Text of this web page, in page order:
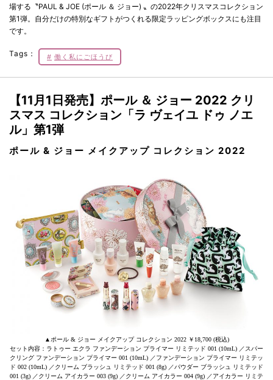
場する〝PAUL & JOE (ポール ＆ ジョー) 〟の2022年クリスマスコレクション
第1弾。自分だけの特別なギフトがつくれる限定ラッピングボックスにも注目
です。
Tags： 働く私にごほうび
【11月1日発売】ポール ＆ ジョー 2022 クリ
スマス コレクション「ラ ヴェイユ ドゥ ノエ
ル」第1弾
ポール & ジョー メイクアップ コレクション 2022
▲ポール & ジョー メイクアップ コレクション 2022 ￥18,700 (税込)
セット内容：ラトゥー エクラ ファンデーション プライマー リミテッド 001 (10mL) ／スパー
クリング ファンデーション プライマー 001 (10mL) ／ファンデーション プライマー リミテッ
ド 002 (10mL) ／クリーム ブラッシュ リミテッド 001 (8g) ／パウダー ブラッシュ リミテッド
001 (3g) ／クリーム アイカラー 003 (9g) ／クリーム アイカラー 004 (9g) ／アイカラー リミテ